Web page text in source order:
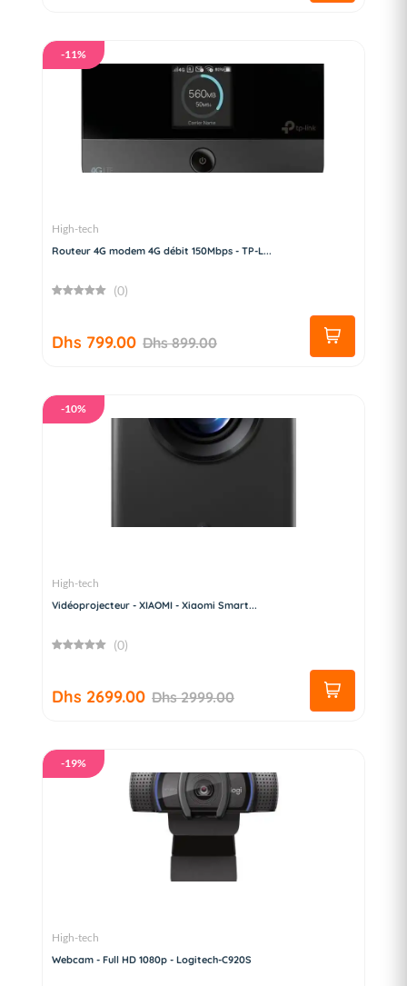
-11%
High-tech
Routeur 4G modem 4G débit 150Mbps - TP-L...
(0)
Dhs 799.00 Dhs 899.00
-10%
High-tech
Vidéoprojecteur - XIAOMI - Xiaomi Smart...
(0)
Dhs 2699.00 Dhs 2999.00
-19%
High-tech
Webcam - Full HD 1080p - Logitech-C920S